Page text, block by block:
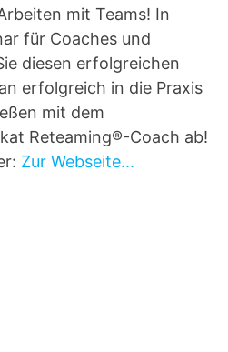
mit Teams! In
für Coaches und
diesen erfolgreichen
erfolgreich in die Praxis
mit dem
Reteaming®-Coach ab!
Zur Webseite...